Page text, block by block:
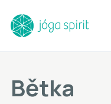
Bětka